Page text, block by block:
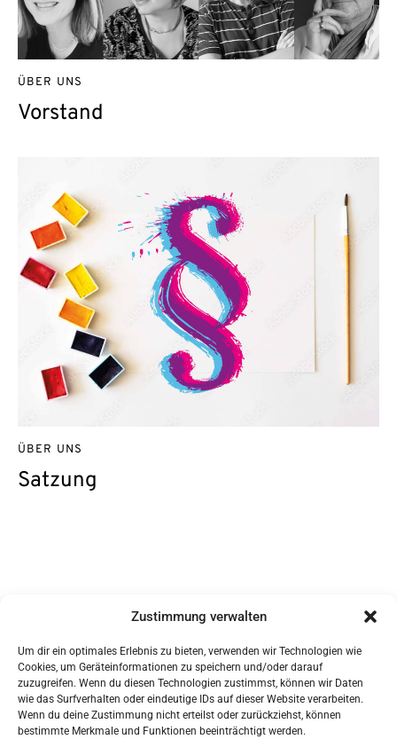
Zustimmung verwalten
Um dir ein optimales Erlebnis zu bieten, verwenden wir Technologien wie
Cookies, um Geräteinformationen zu speichern und/oder darauf
zuzugreifen. Wenn du diesen Technologien zustimmst, können wir Daten
wie das Surfverhalten oder eindeutige IDs auf dieser Website verarbeiten.
Wenn du deine Zustimmung nicht erteilst oder zurückziehst, können
bestimmte Merkmale und Funktionen beeinträchtigt werden.
Vorstand
ÜBER UNS
Satzung
ÜBER UNS
Nr. 1 1/5
85617 Steinkirchen
Vertreten durch:
Sabine Ziegler
sabine.ziegler@daggws.de
Steuernummer: 114/107/60098